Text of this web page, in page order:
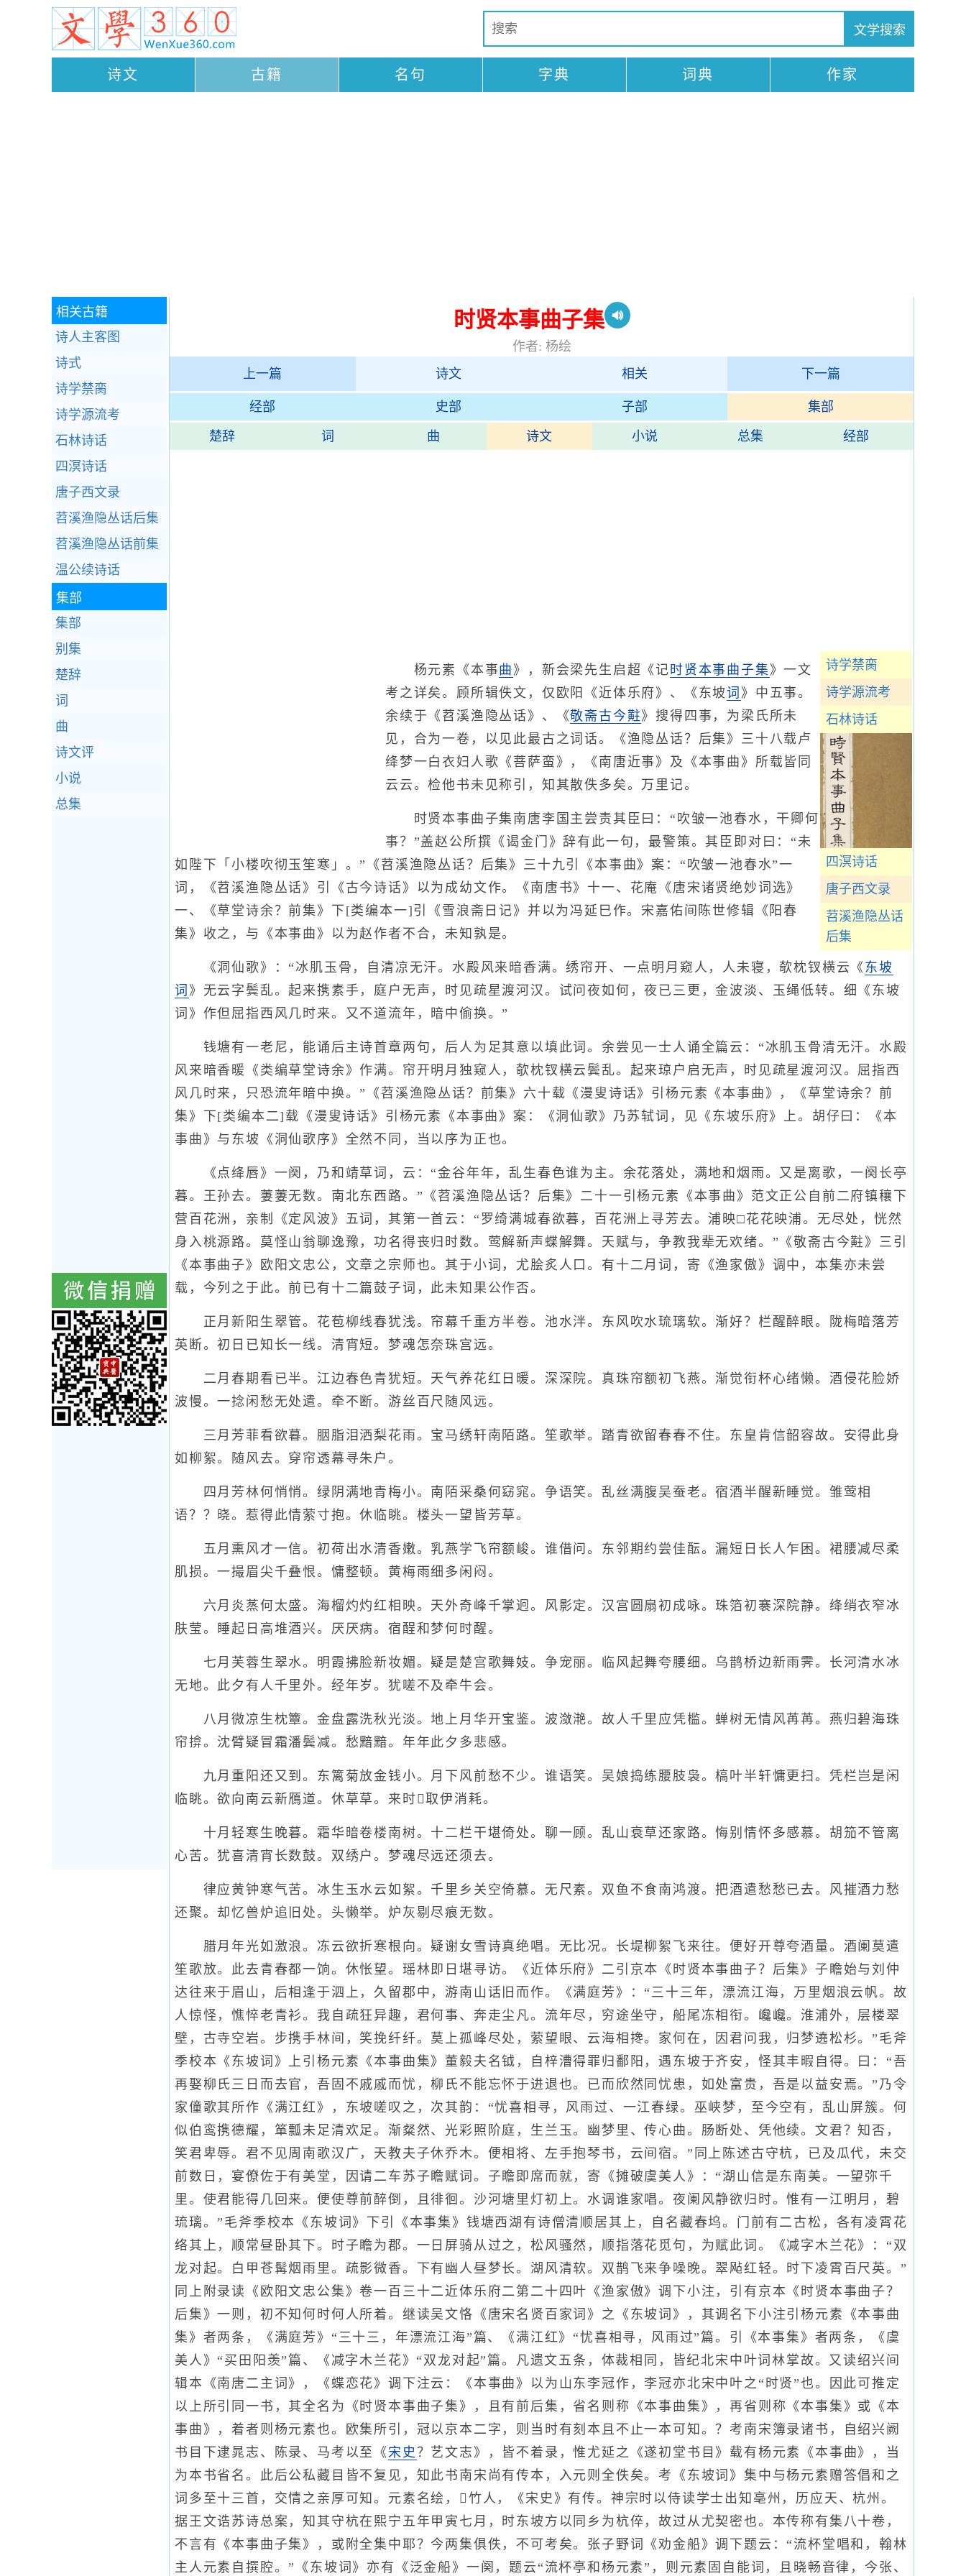
诗文 古籍 名句 字典 词典 作家
时贤本事曲子集
作者: 杨绘
上一篇
诗文 相关 下一篇
经部 史部 子部 集部
楚辞 词 曲 诗文 小说 总集 经部
诗学禁脔
诗学源流考
石林诗话
四溟诗话
唐子西文录
苕溪渔隐丛话
后集
杨元素《本事曲 》，新会梁先生启超《记时贤本事曲子集 》一文
考之详矣。顾所辑佚文，仅欧阳《近体乐府》、《东坡词 》中五事。
余续于《苕溪渔隐丛话》、《敬斋古今黈》搜得四事，为梁氏所未
见，合为一卷，以见此最古之词话。《渔隐丛话？后集》三十八载卢
绛梦一白衣妇人歌《菩萨蛮》，《南唐近事》及《本事曲》所载皆同
云云。检他书未见称引，知其散佚多矣。万里记。
时贤本事曲子集南唐李国主尝责其臣曰：“吹皱一池春水，干卿何
事？”盖赵公所撰《谒金门》辞有此一句，最警策。其臣即对曰：“未
如陛下「小楼吹彻玉笙寒」。”《苕溪渔隐丛话？后集》三十九引《本事曲》案：“吹皱一池春水”一
词，《苕溪渔隐丛话》引《古今诗话》以为成幼文作。《南唐书》十一、花庵《唐宋诸贤绝妙词选》
一、《草堂诗余？前集》下[类编本一]引《雪浪斋日记》并以为冯延巳作。宋嘉佑间陈世修辑《阳春
集》收之，与《本事曲》以为赵作者不合，未知孰是。
《洞仙歌》：“冰肌玉骨，自清凉无汗。水殿风来暗香满。绣帘开、一点明月窥人，人未寝，欹枕钗横云《 东坡
词 》无云字鬓乱。起来携素手，庭户无声，时见疏星渡河汉。试问夜如何，夜已三更，金波淡、玉绳低转。细《东坡
词》作但屈指西风几时来。又不道流年，暗中偷换。”
钱塘有一老尼，能诵后主诗首章两句，后人为足其意以填此词。余尝见一士人诵全篇云：“冰肌玉骨清无汗。水殿
风来暗香暖《类编草堂诗余》作满。帘开明月独窥人，欹枕钗横云鬓乱。起来琼户启无声，时见疏星渡河汉。屈指西
风几时来，只恐流年暗中换。”《苕溪渔隐丛话？前集》六十载《漫叟诗话》引杨元素《本事曲》，《草堂诗余？前
集》下[类编本二]载《漫叟诗话》引杨元素《本事曲》案：《洞仙歌》乃苏轼词，见《东坡乐府》上。胡仔曰：《本
事曲》与东坡《洞仙歌序》全然不同，当以序为正也。
《点绛唇》一阕，乃和靖草词，云：“金谷年年，乱生春色谁为主。余花落处，满地和烟雨。又是离歌，一阕长亭
暮。王孙去。萋萋无数。南北东西路。”《苕溪渔隐丛话？后集》二十一引杨元素《本事曲》范文正公自前二府镇穰下
营百花洲，亲制《定风波》五词，其第一首云：“罗绮满城春欲暮，百花洲上寻芳去。浦映□花花映浦。无尽处，恍然
身入桃源路。莫怪山翁聊逸豫，功名得丧归时数。莺解新声蝶解舞。天赋与，争教我辈无欢绪。”《敬斋古今黈》三引
《本事曲子》欧阳文忠公，文章之宗师也。其于小词，尤脍炙人口。有十二月词，寄《渔家傲》调中，本集亦未尝
载，今列之于此。前已有十二篇鼓子词，此未知果公作否。
正月新阳生翠管。花苞柳线春犹浅。帘幕千重方半卷。池水泮。东风吹水琉璃软。渐好？栏醒醉眼。陇梅暗落芳
英断。初日已知长一线。清宵短。梦魂怎奈珠宫远。
二月春期看已半。江边春色青犹短。天气养花红日暖。深深院。真珠帘额初飞燕。渐觉衔杯心绪懒。酒侵花脸娇
波慢。一捻闲愁无处遣。牵不断。游丝百尺随风远。
三月芳菲看欲暮。胭脂泪洒梨花雨。宝马绣轩南陌路。笙歌举。踏青欲留春春不住。东皇肯信韶容故。安得此身
如柳絮。随风去。穿帘透幕寻朱户。
四月芳林何悄悄。绿阴满地青梅小。南陌采桑何窈窕。争语笑。乱丝满腹吴蚕老。宿酒半醒新睡觉。雏莺相
语？？晓。惹得此情萦寸抱。休临眺。楼头一望皆芳草。
五月熏风才一信。初荷出水清香嫩。乳燕学飞帘额峻。谁借问。东邻期约尝佳酝。漏短日长人乍困。裙腰减尽柔
肌损。一撮眉尖千叠恨。慵整顿。黄梅雨细多闲闷。
六月炎蒸何太盛。海榴灼灼红相映。天外奇峰千掌迥。风影定。汉宫圆扇初成咏。珠箔初褰深院静。绛绡衣窄冰
肤莹。睡起日高堆酒兴。厌厌病。宿酲和梦何时醒。
七月芙蓉生翠水。明霞拂脸新妆媚。疑是楚宫歌舞妓。争宠丽。临风起舞夸腰细。乌鹊桥边新雨霁。长河清水冰
无地。此夕有人千里外。经年岁。犹嗟不及牵牛会。
八月微凉生枕簟。金盘露洗秋光淡。地上月华开宝鉴。波潋滟。故人千里应凭槛。蝉树无情风苒苒。燕归碧海珠
帘揜。沈臂疑冒霜潘鬓减。愁黯黯。年年此夕多悲感。
九月重阳还又到。东篱菊放金钱小。月下风前愁不少。谁语笑。吴娘捣练腰肢袅。槁叶半轩慵更扫。凭栏岂是闲
临眺。欲向南云新鴈道。休草草。来时取伊消耗。
十月轻寒生晚暮。霜华暗卷楼南树。十二栏干堪倚处。聊一顾。乱山衰草还家路。悔别情怀多感慕。胡笳不管离
心苦。犹喜清宵长数鼓。双绣户。梦魂尽远还须去。
律应黄钟寒气苦。冰生玉水云如絮。千里乡关空倚慕。无尺素。双鱼不食南鸿渡。把酒遣愁愁已去。风摧酒力愁
还聚。却忆兽炉追旧处。头懒举。炉灰剔尽痕无数。
腊月年光如激浪。冻云欲折寒根向。疑谢女雪诗真绝唱。无比况。长堤柳絮飞来往。便好开尊夸酒量。酒阑莫遣
笙歌放。此去青春都一饷。休怅望。瑶林即日堪寻访。《近体乐府》二引京本《时贤本事曲子？后集》子瞻始与刘仲
达往来于眉山，后相逢于泗上，久留郡中，游南山话旧而作。《满庭芳》：“三十三年，漂流江海，万里烟浪云帆。故
人惊怪，憔悴老青衫。我自疏狂异趣，君何事、奔走尘凡。流年尽，穷途坐守，船尾冻相衔。巉巉。淮浦外，层楼翠
壁，古寺空岩。步携手林间，笑挽纤纤。莫上孤峰尽处，萦望眼、云海相搀。家何在，因君问我，归梦遶松杉。”毛斧
季校本《东坡词》上引杨元素《本事曲集》董毅夫名钺，自梓漕得罪归鄱阳，遇东坡于齐安，怪其丰暇自得。曰：“吾
再娶柳氏三日而去官，吾固不戚戚而忧，柳氏不能忘怀于进退也。已而欣然同忧患，如处富贵，吾是以益安焉。”乃令
家僮歌其所作《满江红》，东坡嗟叹之，次其韵：“忧喜相寻，风雨过、一江春绿。巫峡梦，至今空有，乱山屏簇。何
似伯鸾携德耀，箪瓢未足清欢足。渐粲然、光彩照阶庭，生兰玉。幽梦里、传心曲。肠断处、凭他续。文君？知否，
笑君卑辱。君不见周南歌汉广，天教夫子休乔木。便相将、左手抱琴书，云间宿。”同上陈述古守杭，已及瓜代，未交
前数日，宴僚佐于有美堂，因请二车苏子瞻赋词。子瞻即席而就，寄《摊破虞美人》：“湖山信是东南美。一望弥千
里。使君能得几回来。便使尊前醉倒，且徘徊。沙河塘里灯初上。水调谁家唱。夜阑风静欲归时。惟有一江明月，碧
琉璃。”毛斧季校本《东坡词》下引《本事集》钱塘西湖有诗僧清顺居其上，自名藏春坞。门前有二古松，各有凌霄花
络其上，顺常昼卧其下。时子瞻为郡。一日屏骑从过之，松风骚然，顺指落花觅句，为赋此词。《减字木兰花》：“双
龙对起。白甲苍髯烟雨里。疏影微香。下有幽人昼梦长。湖风清软。双鹊飞来争噪晚。翠飐红轻。时下凌霄百尺英。”
同上附录读《欧阳文忠公集》卷一百三十二近体乐府二第二十四叶《渔家傲》调下小注，引有京本《时贤本事曲子？
后集》一则，初不知何时何人所着。继读吴文恪《唐宋名贤百家词》之《东坡词》，其调名下小注引杨元素《本事曲
集》者两条，《满庭芳》“三十三，年漂流江海”篇、《满江红》“忧喜相寻，风雨过”篇。引《本事集》者两条，《虞
美人》“买田阳羡”篇、《减字木兰花》“双龙对起”篇。凡遗文五条，体裁相同，皆纪北宋中叶词林掌故。又读绍兴间
辑本《南唐二主词》，《蝶恋花》调下注云：《本事曲》以为山东李冠作，李冠亦北宋中叶之“时贤”也。因此可推定
以上所引同一书，其全名为《时贤本事曲子集》，且有前后集，省名则称《本事曲集》，再省则称《本事集》或《本
事曲》，着者则杨元素也。欧集所引，冠以京本二字，则当时有刻本且不止一本可知。？考南宋簿录诸书，自绍兴阙
书目下逮晁志、陈录、马考以至《宋史 ？艺文志》，皆不着录，惟尤延之《遂初堂书目》载有杨元素《本事曲》，当
为本书省名。此后公私藏目皆不复见，知此书南宋尚有传本，入元则全佚矣。考《东坡词》集中与杨元素赠答倡和之
词多至十三首，交情之亲厚可知。元素名绘，竹人，《宋史》有传。神宗时以侍读学士出知亳州，历应天、杭州。
据王文诰苏诗总案，知其守杭在熙宁五年甲寅七月，时东坡方以同乡为杭倅，故过从尤契密也。本传称有集八十卷，
不言有《本事曲子集》，或附全集中耶？今两集俱佚，不可考矣。张子野词《劝金船》调下题云：“流杯堂唱和，翰林
主人元素自撰腔。”《东坡词》亦有《泛金船》一阕，题云“流杯亭和杨元素”，则元素固自能词，且晓畅音律，今张、
相关古籍
诗人主客图
诗式
诗学禁脔
诗学源流考
石林诗话
四溟诗话
唐子西文录
苕溪渔隐丛话后集
苕溪渔隐丛话前集
温公续诗话
集部
集部
别集
楚辞
词
曲
诗文评
小说
总集